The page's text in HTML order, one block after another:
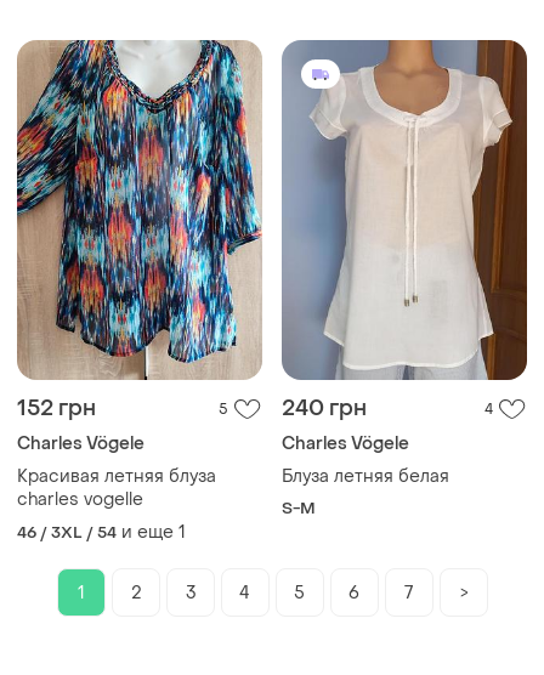
152 грн 5
Charles Vögele
Красивая летняя блуза
charles vogelle
46 / 3XL / 54 и еще 1
240 грн 4
Charles Vögele
Блуза летняя белая
S-M
1 2 3 4 5 6 7 >